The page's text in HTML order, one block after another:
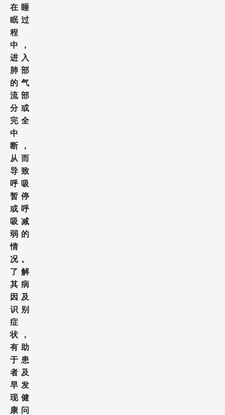
在睡
眠过
程
中，
进入
肺部
的气
流部
分或
完全
中
断，
从而
导致
呼吸
暂停
或呼
吸减
弱的
情
况。
了解
其病
因及
识别
症
状，
有助
于患
者及
早发
现健
康问